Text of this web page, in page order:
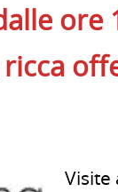
ore
Visite